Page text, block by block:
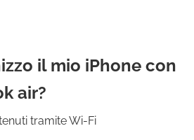
il mio iPhone con
air?
tramite Wi-Fi